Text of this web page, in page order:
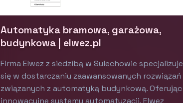
Automatyka bramowa, garażowa,
budynkowa | elwez.pl
Firma Elwez z siedzibą w Sulechowie specjalizuje
się w dostarczaniu zaawansowanych rozwiązań
związanych z automatyką budynkową. Oferując
innowacyjne systemy automatyzacji, Elwez